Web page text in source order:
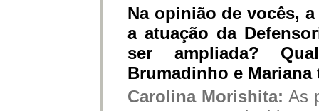
Na opinião de vocês,
a atuação da
ser ampliada?
Brumadinho e
Carolina Morishita: As